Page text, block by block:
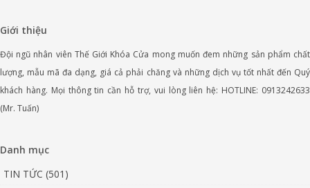
Giới thiệu
Đội ngũ nhân viên Thế Giới Khóa Cửa mong muốn đem những sản phẩm chất
lượng, mẫu mã đa dạng, giá cả phải chăng và những dịch vụ tốt nhất đến Quý
khách hàng. Mọi thông tin cần hỗ trợ, vui lòng liên hệ: HOTLINE: 0913242633
(Mr. Tuấn)
Danh mục
TIN TỨC (501)